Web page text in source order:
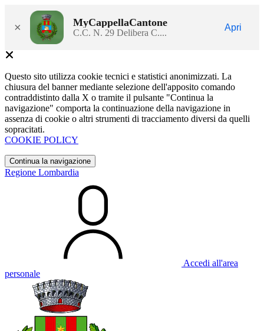
× MyCappellaCantone
C.C. N. 29 Delibera C....
Apri
Questo sito utilizza cookie tecnici e statistici anonimizzati. La
chiusura del banner mediante selezione dell'apposito comando
contraddistinto dalla X o tramite il pulsante "Continua la
navigazione" comporta la continuazione della navigazione in
assenza di cookie o altri strumenti di tracciamento diversi da quelli
sopracitati.
COOKIE POLICY
Continua la navigazione
Regione Lombardia
Accedi all'area
personale